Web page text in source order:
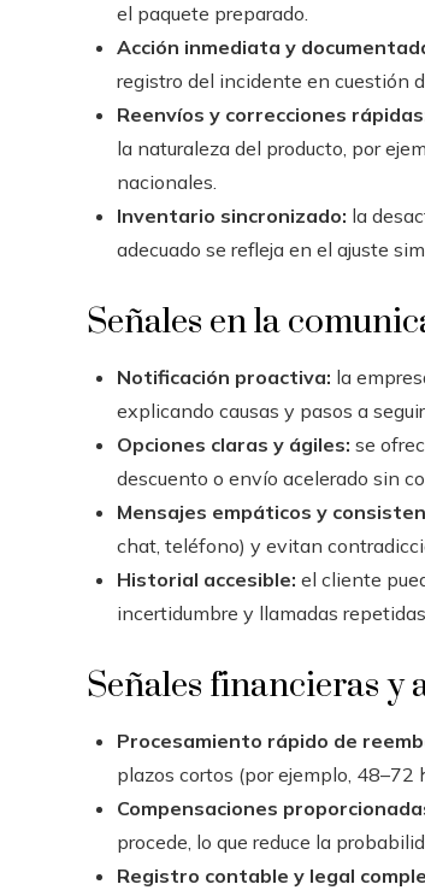
el paquete preparado.
Acción inmediata y
registro del incidente en cuestión
Reenvíos y correcciones
la naturaleza del producto, por
nacionales.
Inventario sincronizado: la
adecuado se refleja en el ajuste
Señales en la
Notificación proactiva: la
explicando causas y pasos a
Opciones claras y ágiles: se
descuento o envío acelerado sin
Mensajes empáticos y
chat, teléfono) y evitan
Historial accesible: el cliente
incertidumbre y llamadas
Señales financieras y
Procesamiento rápido de
plazos cortos (por ejemplo, 48–72
Compensaciones
procede, lo que reduce la
Registro contable y legal